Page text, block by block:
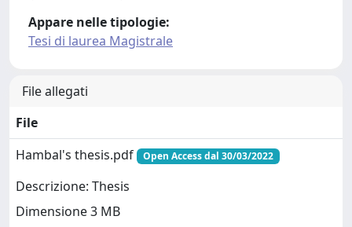
Appare nelle tipologie:
Tesi di laurea Magistrale
File allegati
File
Hambal's thesis.pdf
Open Access dal 30/03/2022
Descrizione: Thesis
Dimensione 3 MB